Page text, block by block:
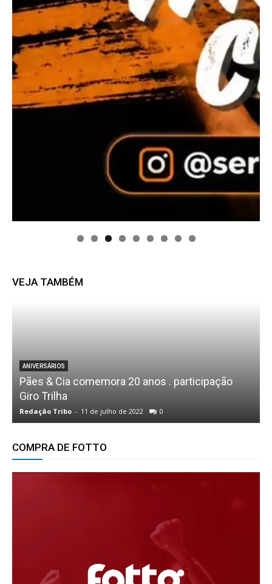
VEJA TAMBÉM
ANIVERSÁRIOS
Pães & Cia comemora 20 anos . participação
Giro Trilha
Redação Tribo - 11 de julho de 2022 0
COMPRA DE FOTTO